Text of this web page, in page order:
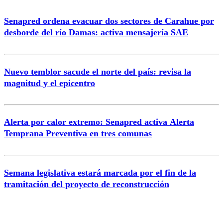
Senapred ordena evacuar dos sectores de Carahue por
desborde del río Damas: activa mensajería SAE
Nuevo temblor sacude el norte del país: revisa la
magnitud y el epicentro
Alerta por calor extremo: Senapred activa Alerta
Temprana Preventiva en tres comunas
Semana legislativa estará marcada por el fin de la
tramitación del proyecto de reconstrucción